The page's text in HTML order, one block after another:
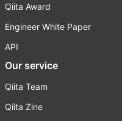
Qiita Award
Engineer White Paper
API
Our service
Qiita Team
Qiita Zine